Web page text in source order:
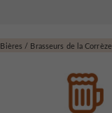
Bières / Brasseurs de la Corrèze